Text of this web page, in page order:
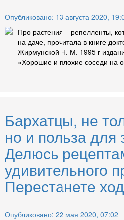
Опубликовано: 13 августа 2020,
Про растения – репелленты,
на даче, прочитала в книге
Жирмунской Н. М. 1995 г
«Хорошие и плохие соседи на
Бархатцы, не
но и польза для
Делюсь
удивительного
Перестанете
Опубликовано: 22 мая 2020, 07:02